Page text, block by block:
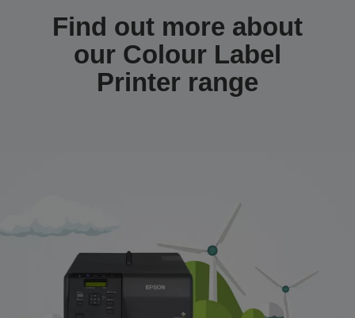
Find out more about
our Colour Label
Printer range